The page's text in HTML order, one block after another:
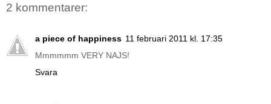
2 kommentarer:
a piece of happiness 11 februari 2011 kl. 17:35
Mmmmmm VERY NAJS!
Svara